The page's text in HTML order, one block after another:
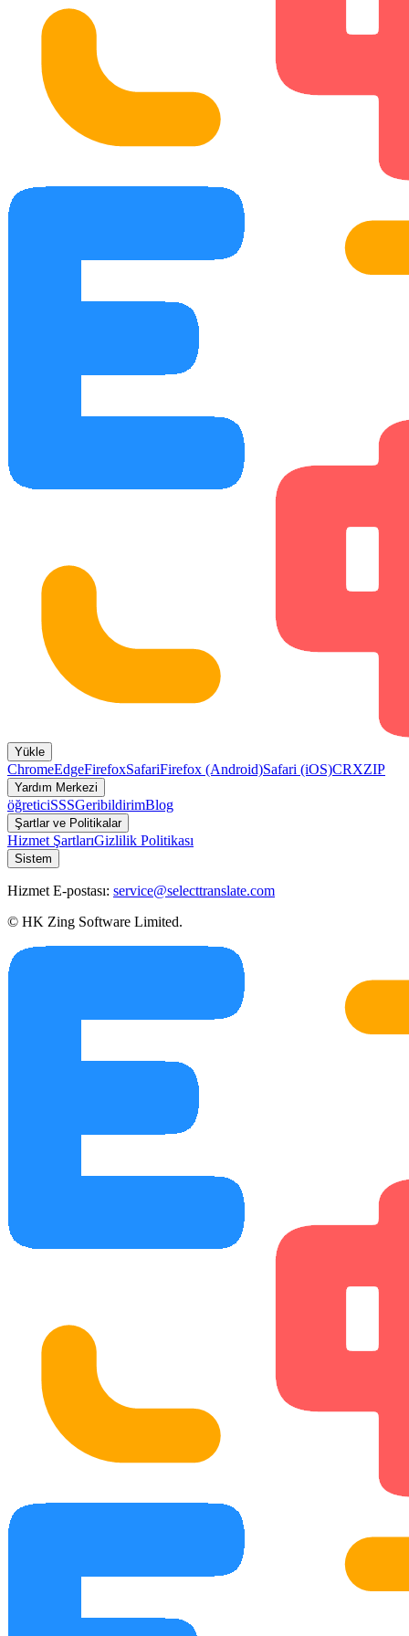
Yükle
ChromeEdgeFirefoxSafariFirefox (Android)Safari (iOS)CRXZIP
Yardım Merkezi
öğreticiSSSGeribildirimBlog
Şartlar ve Politikalar
Hizmet ŞartlarıGizlilik Politikası
Sistem
Hizmet E-postası: service@selecttranslate.com
© HK Zing Software Limited.